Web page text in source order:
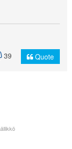
39 Quote